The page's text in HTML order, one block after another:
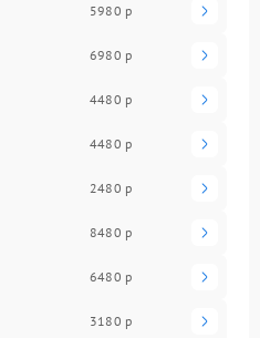
5980 р
6980 р
4480 р
4480 р
2480 р
8480 р
6480 р
3180 р